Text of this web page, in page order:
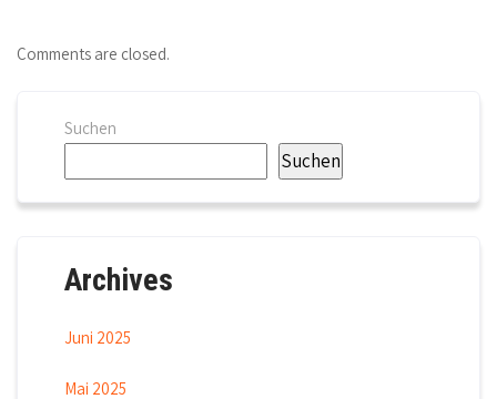
Comments are closed.
Suchen
Suchen
Archives
Juni 2025
Mai 2025